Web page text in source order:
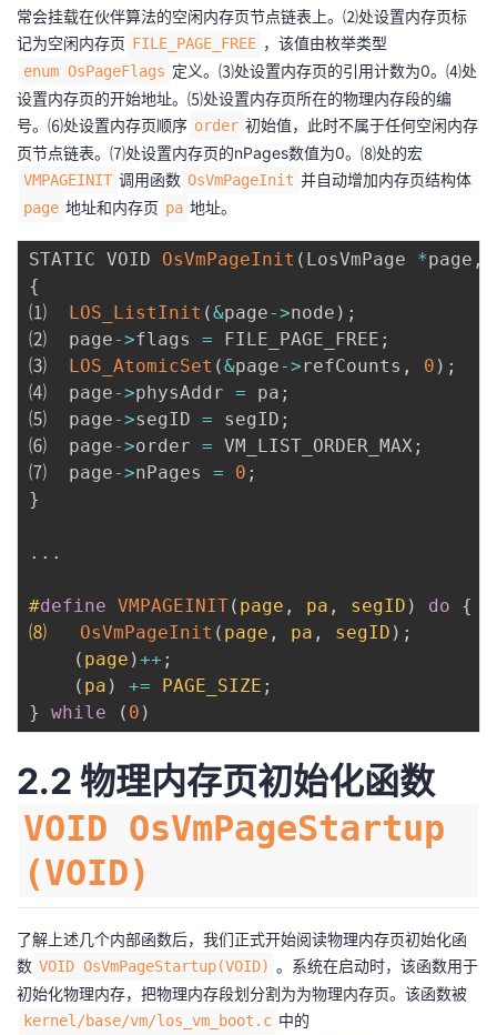
常会挂载在伙伴算法的空闲内存页节点链表上。⑵处设置内存页标
记为空闲内存页 FILE_PAGE_FREE ，该值由枚举类型
enum OsPageFlags 定义。⑶处设置内存页的引用计数为0。⑷处
设置内存页的开始地址。⑸处设置内存页所在的物理内存段的编
号。⑹处设置内存页顺序 order 初始值，此时不属于任何空闲内存
页节点链表。⑺处设置内存页的nPages数值为0。⑻处的宏
VMPAGEINIT 调用函数 OsVmPageInit 并自动增加内存页结构体
page 地址和内存页 pa 地址。
STATIC VOID OsVmPageInit ( LosVmPage *page ,
{
⑴ LOS_ListInit (&page->node ) ;
⑵  page->flags = FILE_PAGE_FREE ;
⑶ LOS_AtomicSet (&page->refCounts , 0 ) ;
⑷  page->physAddr = pa ;
⑸  page->segID = segID ;
⑹  page->order = VM_LIST_ORDER_MAX ;
⑺  page->nPages = 0 ;
}
. . .
#define VMPAGEINIT( page , pa , segID ) do
{
⑻ OsVmPageInit ( page , pa , segID ) ;
( page )++ ;
( pa ) += PAGE_SIZE ;
}
while ( 0 )
2.2 物理内存页初始化函数
VOID OsVmPageStartup
(VOID)
了解上述几个内部函数后，我们正式开始阅读物理内存页初始化函
数 VOID OsVmPageStartup(VOID) 。系统在启动时，该函数用于
初始化物理内存，把物理内存段划分割为为物理内存页。该函数被
kernel/base/vm/los_vm_boot.c 中的